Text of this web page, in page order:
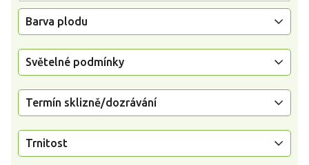
Barva plodu
Světelné podmínky
Termín sklizně/dozrávání
Trnitost